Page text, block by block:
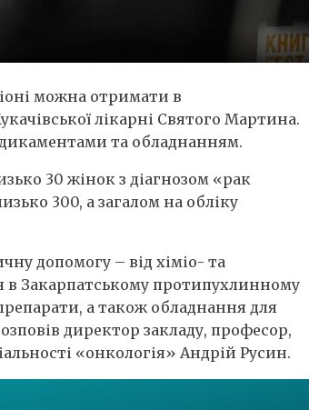
можна отримати в
лікарні Святого Мартина.
та обладнанням.
30 жінок з діагнозом «рак
300, а загалом на обліку
допомогу – від хіміо- та
в Закарпатському протипухлинному
а також обладнання для
директор закладу, професор,
«онкологія» Андрій Русин.